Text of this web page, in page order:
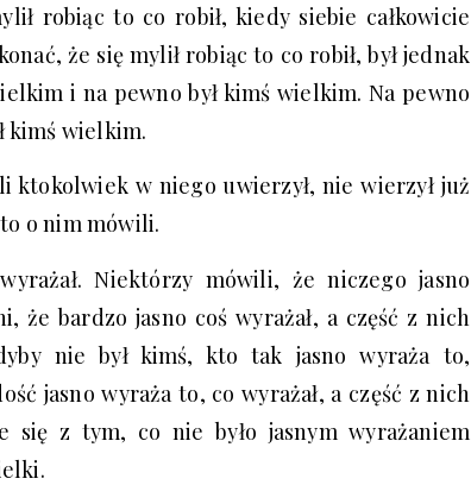
robiąc to co robił, kiedy siebie całkowicie
że się mylił robiąc to co robił, był jednak
i na pewno był kimś wielkim. Na pewno
kimś wielkim.
w niego uwierzył, nie wierzył już
o nim mówili.
Niektórzy mówili, że niczego jasno
że bardzo jasno coś wyrażał, a część z nich
nie był kimś, kto tak jasno wyraża to,
jasno wyraża to, co wyrażał, a część z nich
się z tym, co nie było jasnym wyrażaniem